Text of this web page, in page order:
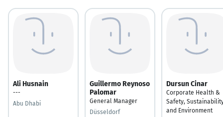
Ali Husnain
---
Abu Dhabi
Guillermo Reynoso
Palomar
General Manager
Düsseldorf
Dursun Cinar
Corporate Health &
Safety,
and Environment